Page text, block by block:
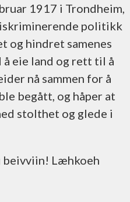
1917 i Trondheim,
politikk
og hindret samenes
eie land og rett til å
nå sammen for å
begått, og håper at
stolthet og glede i
Læhkoeh